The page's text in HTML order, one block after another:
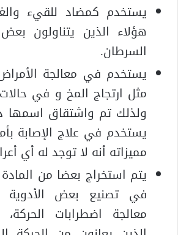
يستخدم كمضاد للقيء
هؤلاء الذين يتناولون
السرطان.
يستخدم في معالجة الأمراض
مثل ارتجاج المخ و في
ولذلك تم واشتقاق اسمها
يستخدم في علاج الإصابة
مميزاته أنه لا توجد له أي
يتم استخراج بعضا من
في تصنيع بعض
معالجة اضطرابات الحركة،